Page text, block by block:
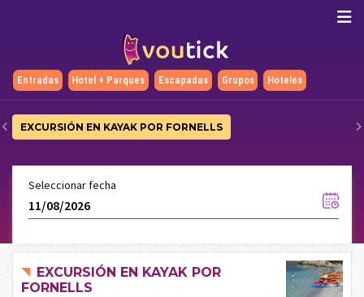
Entradas Hotel + Parques Escapadas Grupos Hoteles
EXCURSIÓN EN KAYAK POR FORNELLS
Seleccionar fecha
EXCURSIÓN EN KAYAK POR
FORNELLS